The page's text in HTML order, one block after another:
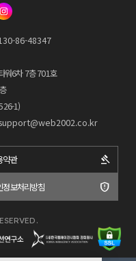
86-48347
워6차 7층 701호
1)
약관
정보처리방침